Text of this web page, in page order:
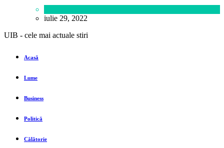
iulie 29, 2022
UIB - cele mai actuale stiri
Acasă
Lume
Business
Politică
Călătorie